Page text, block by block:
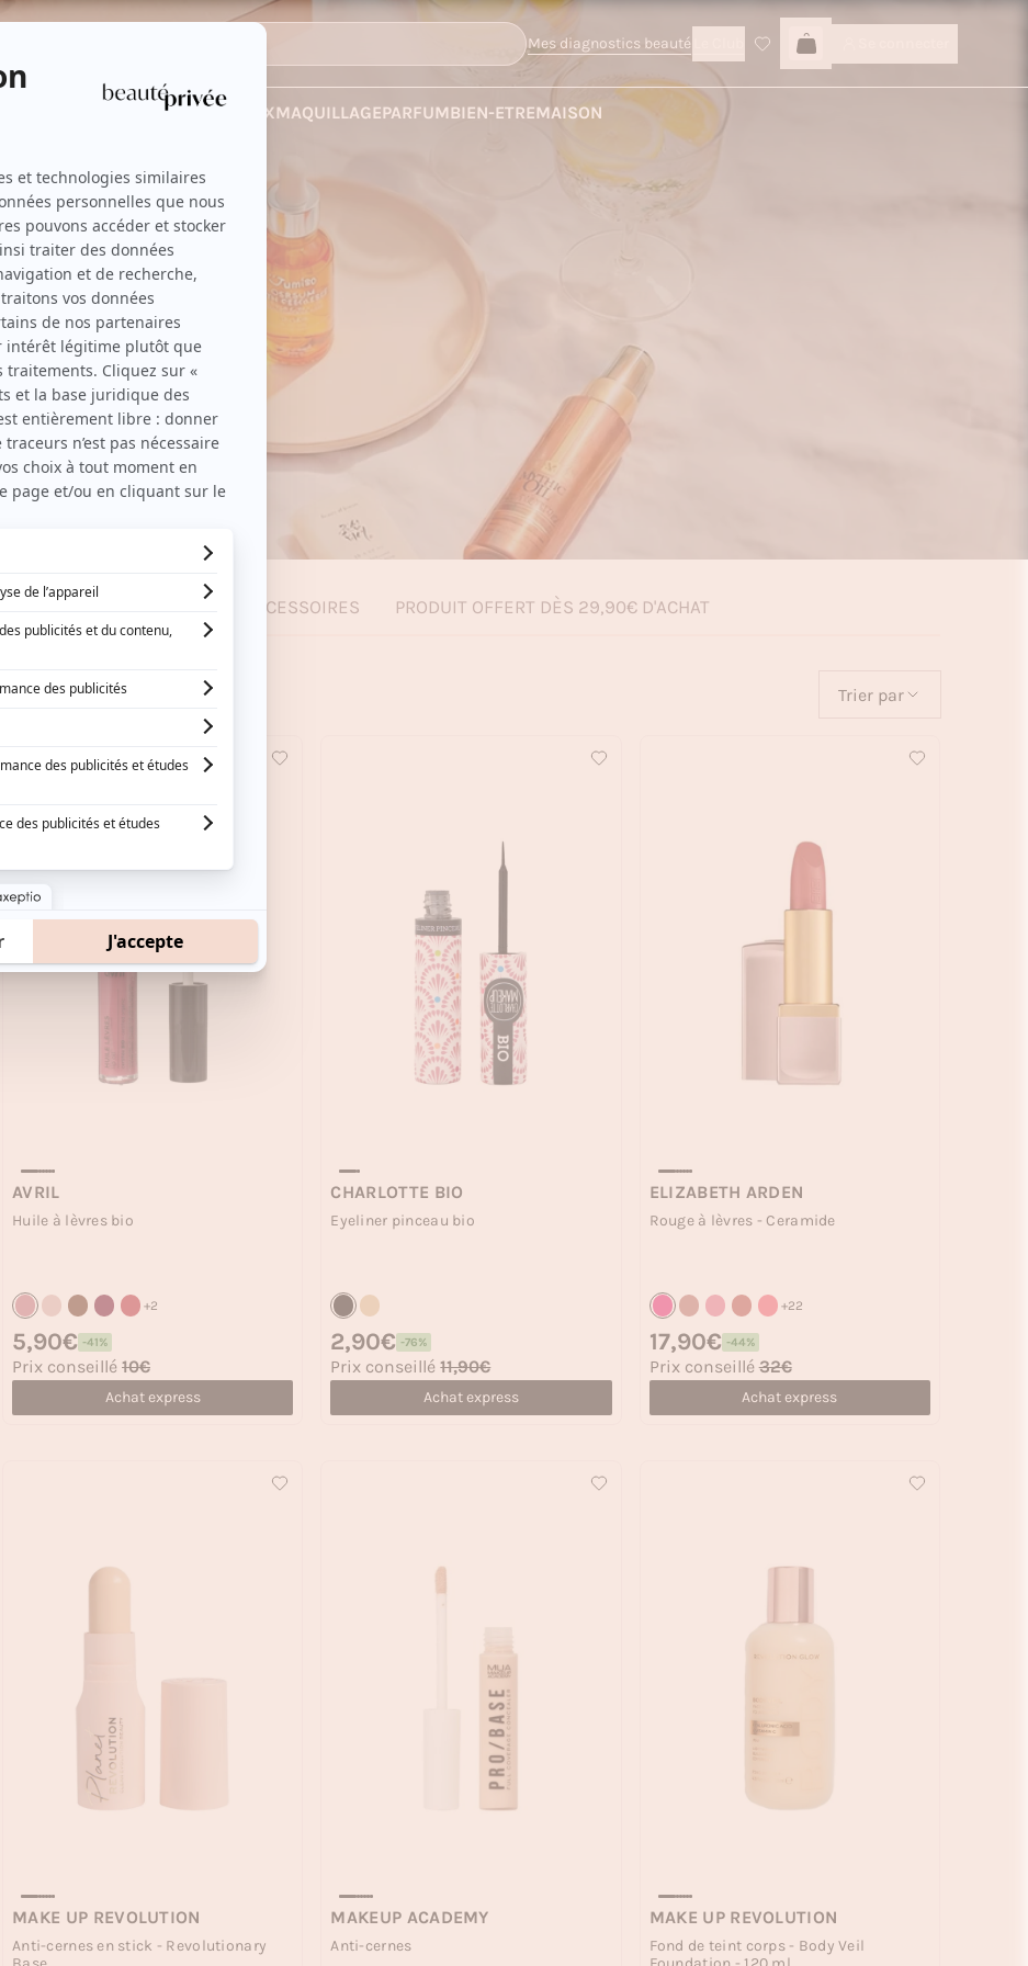
Mes diagnostics beauté
SOINSCHEVEUXMAQUILLAGEPARFUMBIEN-ETREMAISON
ACCESSOIRES PRODUIT OFFERT DÈS 29,90€ D'ACHAT
Trier par
AVRIL
Huile à lèvres bio
+2
Prix soldé
5,90€ -41%
Prix habituel
Prix conseillé 10€
Achat express
CHARLOTTE BIO
Eyeliner pinceau bio
Prix soldé
2,90€ -76%
Prix habituel
Prix conseillé 11,90€
Achat express
ELIZABETH ARDEN
Rouge à lèvres - Ceramide
+22
Prix soldé
17,90€ -44%
Prix habituel
Prix conseillé 32€
Achat express
MAKE UP REVOLUTION
Anti-cernes en stick - Revolutionary
MAKEUP ACADEMY
Anti-cernes
MAKE UP REVOLUTION
Fond de teint corps - Body Veil